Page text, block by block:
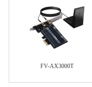
FV-AX3000T